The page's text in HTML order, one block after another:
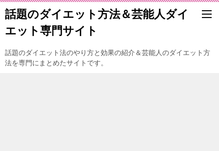
話題のダイエット方法＆芸能人ダイ
エット専門サイト
話題のダイエット法のやり方と効果の紹介＆芸能人のダイエット方
法を専門にまとめたサイトです。